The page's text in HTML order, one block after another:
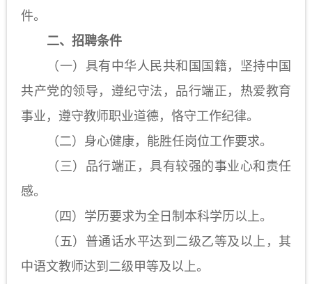
件。
二、招聘条件
（一）具有中华人民共和国国籍，坚持中国
共产党的领导，遵纪守法，品行端正，热爱教育
事业，遵守教师职业道德，恪守工作纪律。
（二）身心健康，能胜任岗位工作要求。
（三）品行端正，具有较强的事业心和责任
感。
（四）学历要求为全日制本科学历以上。
（五）普通话水平达到二级乙等及以上，其
中语文教师达到二级甲等及以上。